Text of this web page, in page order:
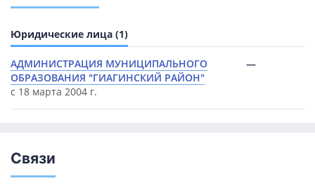
Юридические лица (1)
АДМИНИСТРАЦИЯ МУНИЦИПАЛЬНОГО
ОБРАЗОВАНИЯ "ГИАГИНСКИЙ РАЙОН"
с 18 марта 2004 г.
—
Связи